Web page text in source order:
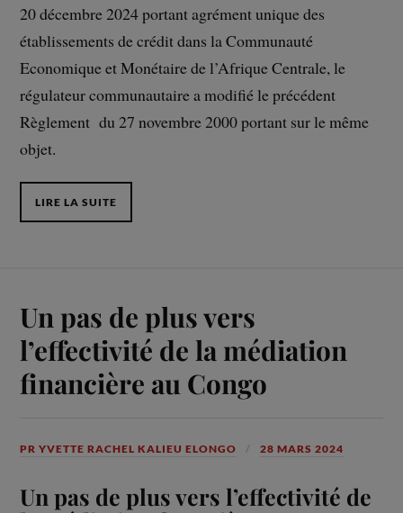
20 décembre 2024 portant agrément unique des
établissements de crédit dans la Communauté
Economique et Monétaire de l’Afrique Centrale, le
régulateur communautaire a modifié le précédent
Règlement du 27 novembre 2000 portant sur le même
objet.
LIRE LA SUITE
Un pas de plus vers
l’effectivité de la médiation
financière au Congo
PR YVETTE RACHEL KALIEU ELONGO 28 MARS 2024
Un pas de plus vers l’effectivité de